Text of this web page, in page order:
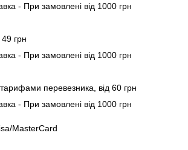
- При замовлені від 1000 грн
грн
- При замовлені від 1000 грн
перевезника, від 60 грн
- При замовлені від 1000 грн
MasterCard